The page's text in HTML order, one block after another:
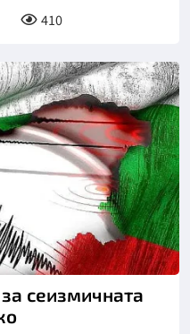
410
сеизмичната